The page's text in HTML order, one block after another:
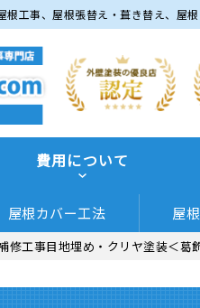
根工事、屋根張替え・葺き替え、
費用について
屋根カバー工法 屋
修工事目地埋め・クリヤ塗装＜葛